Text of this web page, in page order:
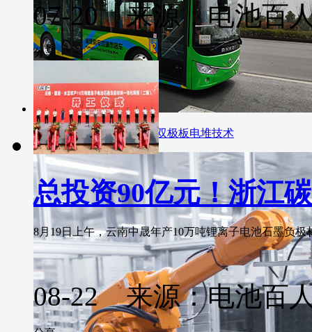
搭载应用大连化物所金属双极板电堆技术
07-20 来源：电池百
分享
总投资90亿元！浙江
8月19日上午，云南中晟年产10万吨锂离子电池石墨负
08-22 来源：电池百